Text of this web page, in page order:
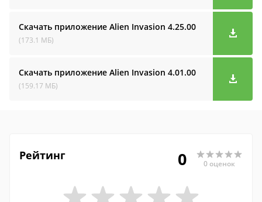
Скачать приложение Alien Invasion 4.25.00
(173.1 МБ)
Скачать приложение Alien Invasion 4.01.00
(159.17 МБ)
Рейтинг 0 0 оценок